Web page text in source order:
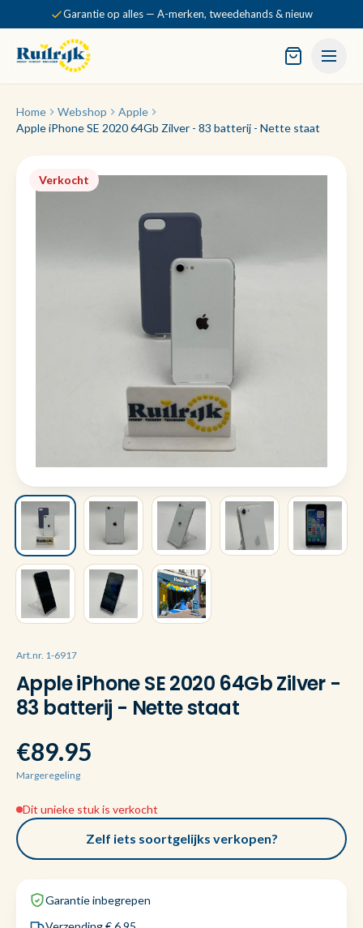
Garantie op alles — A-merken, tweedehands & nieuw
Home Webshop
Apple
Apple iPhone SE 2020 64Gb Zilver - 83 batterij - Nette staat
Verkocht
Art.nr. 1-6917
Apple iPhone SE 2020 64Gb Zilver -
83 batterij - Nette staat
€89.95
Margeregeling
Dit unieke stuk is verkocht
Zelf iets soortgelijks verkopen?
Garantie inbegrepen